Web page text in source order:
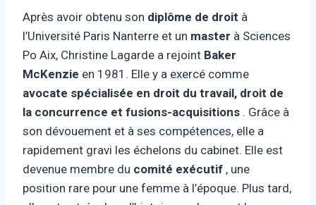
Après avoir obtenu son diplôme de droit à
l’Université Paris Nanterre et un master à Sciences
Po Aix, Christine Lagarde a rejoint Baker
McKenzie en 1981. Elle y a exercé comme
avocate spécialisée en droit du travail, droit de
la concurrence et fusions-acquisitions . Grâce à
son dévouement et à ses compétences, elle a
rapidement gravi les échelons du cabinet. Elle est
devenue membre du comité exécutif , une
position rare pour une femme à l’époque. Plus tard,